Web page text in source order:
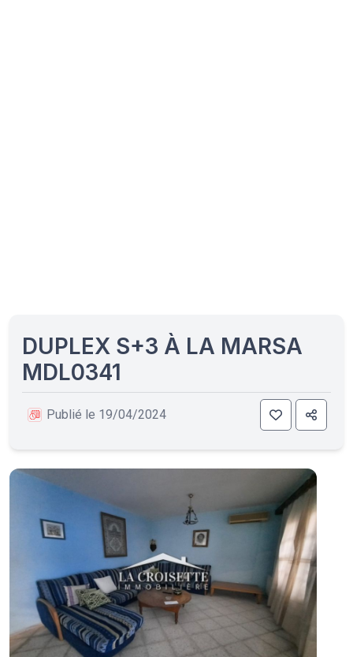
DUPLEX S+3 À LA MARSA
MDL0341
Publié le 19/04/2024